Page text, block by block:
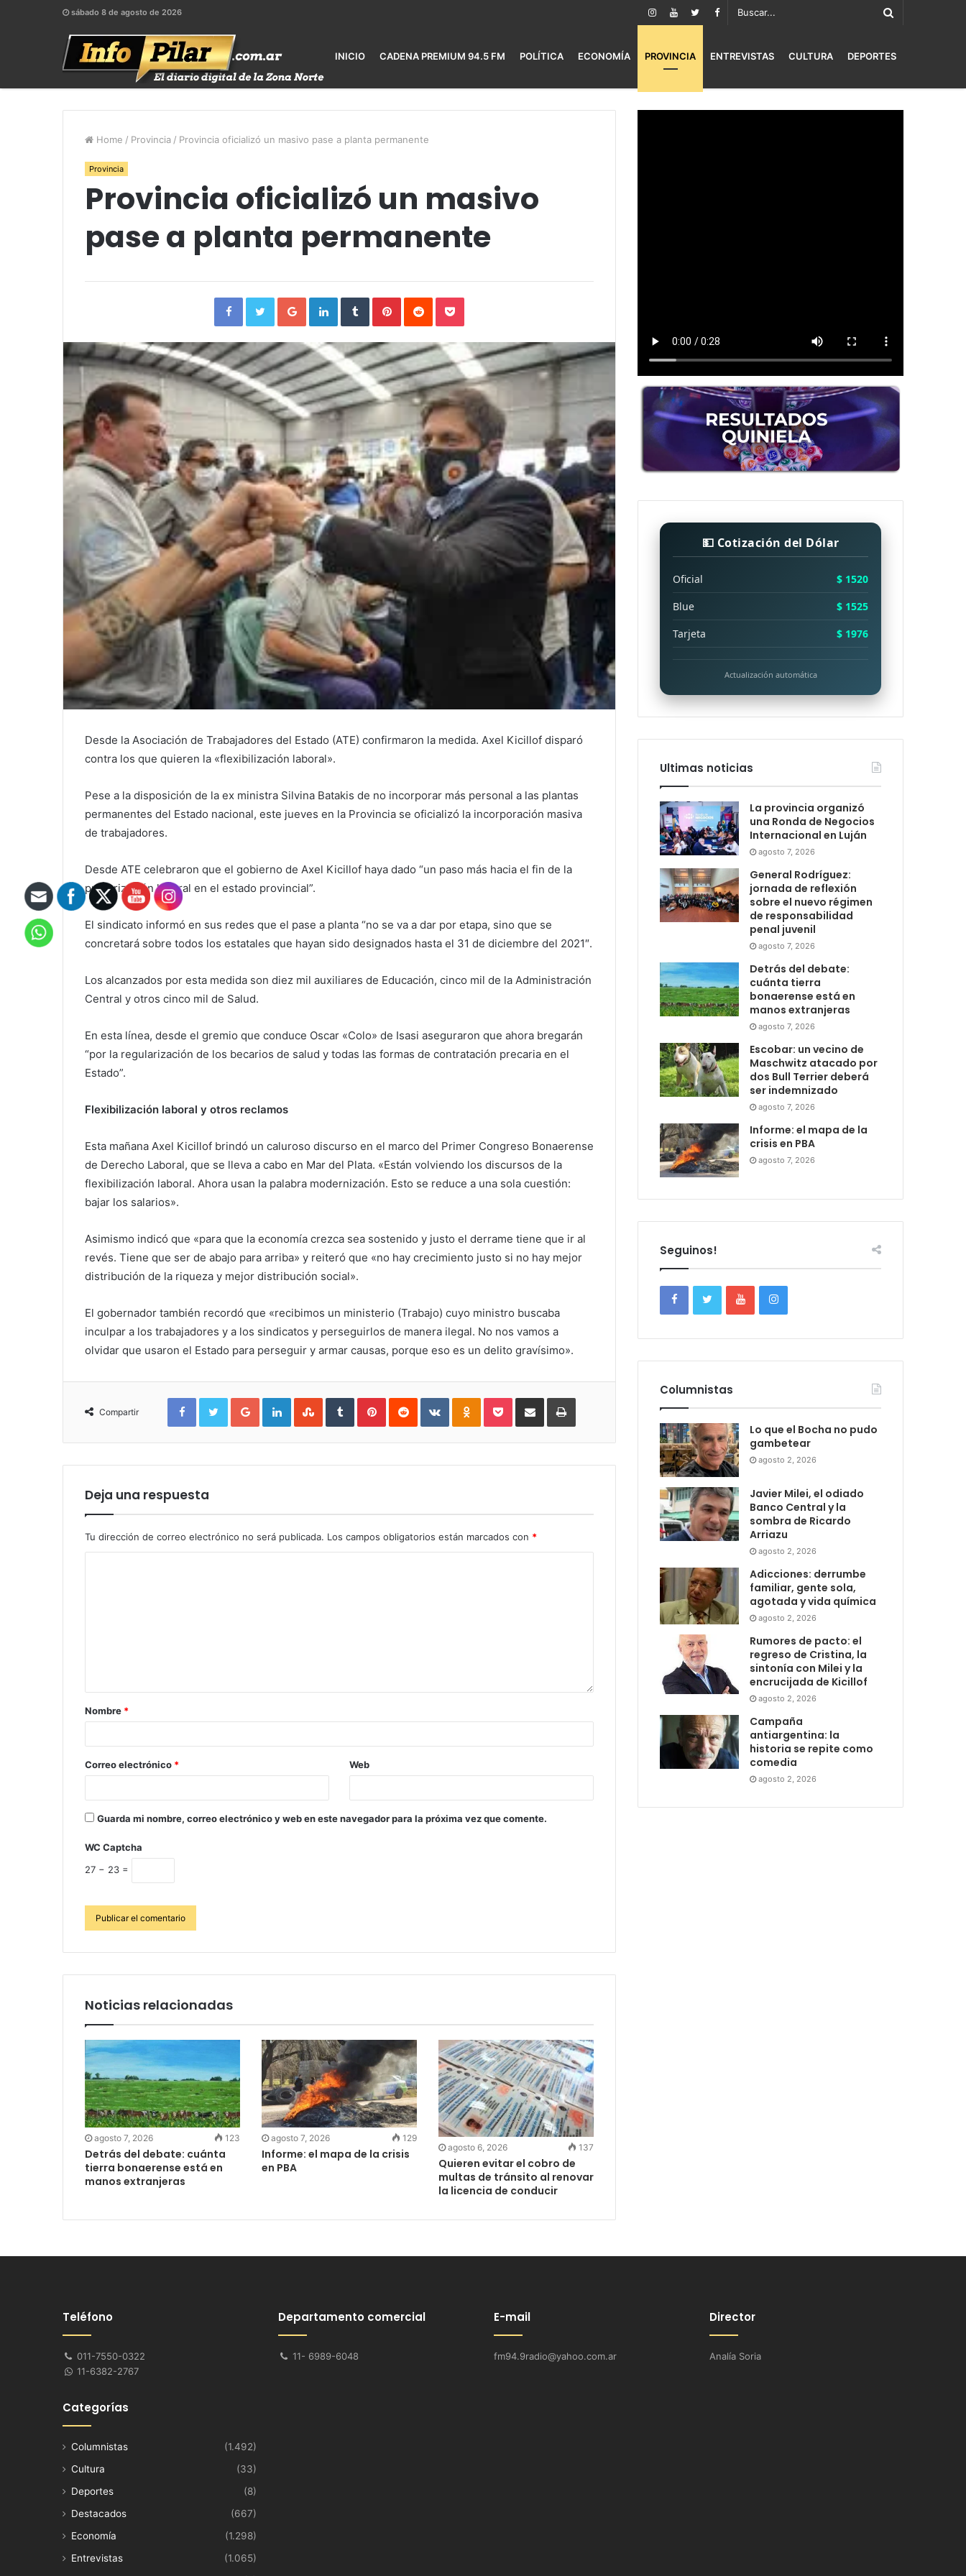
sábado 8 de agosto de 2026
INICIO CADENA PREMIUM 94.5 FM POLÍTICA ECONOMÍA PROVINCIA ENTREVISTAS CULTURA DEPORTES
Home / Provincia / Provincia oficializó un masivo pase a planta permanente
Provincia
Provincia oficializó un masivo
pase a planta permanente
FacebookTwitterGoogle+LinkedInTumblrPinterestReddit Pocket
Desde la Asociación de Trabajadores del Estado (ATE) confirmaron la medida. Axel Kicillof disparó
contra los que quieren la «flexibilización laboral».
Pese a la disposición de la ex ministra Silvina Batakis de no incorporar más personal a las plantas
permanentes del Estado nacional, este jueves en la Provincia se oficializó la incorporación masiva
de trabajadores.
Desde ATE celebraron que el gobierno de Axel Kicillof haya dado “un paso más hacia el fin de la
precarización laboral en el estado provincial”.
El sindicato informó en sus redes que el pase a planta “no se va a dar por etapa, sino que se
concretará sobre todos los estatales que hayan sido designados hasta el 31 de diciembre del 2021″.
Los alcanzados por esta medida son diez mil auxiliares de Educación, cinco mil de la Administración
Central y otros cinco mil de Salud.
En esta línea, desde el gremio que conduce Oscar «Colo» de Isasi aseguraron que ahora bregarán
“por la regularización de los becarios de salud y todas las formas de contratación precaria en el
Estado”.
Flexibilización laboral y otros reclamos
Esta mañana Axel Kicillof brindó un caluroso discurso en el marco del Primer Congreso Bonaerense
de Derecho Laboral, que se lleva a cabo en Mar del Plata. «Están volviendo los discursos de la
flexibilización laboral. Ahora usan la palabra modernización. Esto se reduce a una sola cuestión:
bajar los salarios».
Asimismo indicó que «para que la economía crezca sea sostenido y justo el derrame tiene que ir al
revés. Tiene que ser de abajo para arriba» y reiteró que «no hay crecimiento justo si no hay mejor
distribución de la riqueza y mejor distribución social».
El gobernador también recordó que «recibimos un ministerio (Trabajo) cuyo ministro buscaba
inculpar a los trabajadores y a los sindicatos y perseguirlos de manera ilegal. No nos vamos a
olvidar que usaron el Estado para perseguir y armar causas, porque eso es un delito gravísimo».
Compartir
FacebookTwitterGoogle+LinkedInStumbleUpon
TumblrPinterestReddit VKontakteOdnoklassniki
PocketShare
Email
Print
Deja una respuesta
Tu dirección de correo electrónico no será publicada. Los campos obligatorios están marcados con *
Nombre *
Correo electrónico * Web
Guarda mi nombre, correo electrónico y web en este navegador para la próxima vez que comente.
WC Captcha
27 − 23 =
Noticias relacionadas
agosto 7, 2026 123
Detrás del debate: cuánta
tierra bonaerense está en
manos extranjeras
agosto 7, 2026 129
Informe: el mapa de la crisis
en PBA
agosto 6, 2026 137
Quieren evitar el cobro de
multas de tránsito al renovar
la licencia de conducir
💵 Cotización del Dólar
Oficial
$ 1520
Blue
$ 1525
Tarjeta
$ 1976
Actualización automática
Ultimas noticias
La provincia organizó
una Ronda de Negocios
Internacional en Luján
agosto 7, 2026
General Rodríguez:
jornada de reflexión
sobre el nuevo régimen
de responsabilidad
penal juvenil
agosto 7, 2026
Detrás del debate:
cuánta tierra
bonaerense está en
manos extranjeras
agosto 7, 2026
Escobar: un vecino de
Maschwitz atacado por
dos Bull Terrier deberá
ser indemnizado
agosto 7, 2026
Informe: el mapa de la
crisis en PBA
agosto 7, 2026
Seguinos!
Columnistas
Lo que el Bocha no pudo
gambetear
agosto 2, 2026
Javier Milei, el odiado
Banco Central y la
sombra de Ricardo
Arriazu
agosto 2, 2026
Adicciones: derrumbe
familiar, gente sola,
agotada y vida química
agosto 2, 2026
Rumores de pacto: el
regreso de Cristina, la
sintonía con Milei y la
encrucijada de Kicillof
agosto 2, 2026
Campaña
antiargentina: la
historia se repite como
comedia
agosto 2, 2026
Teléfono
011-7550-0322
11-6382-2767
Categorías
Columnistas
(1.492)
Cultura
(33)
Deportes
(8)
Destacados
(667)
Economía
(1.298)
Entrevistas
(1.065)
Departamento comercial
11- 6989-6048
E-mail
fm94.9radio@yahoo.com.ar
Director
Analía Soria